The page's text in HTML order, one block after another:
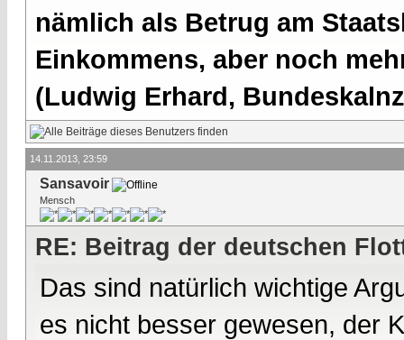
nämlich als Betrug am
Einkommens, aber noch
(Ludwig Erhard,
14.11.2013, 23:59
Sansavoir
Mensch
RE: Beitrag der deutschen
Das sind natürlich wichtige
es nicht besser gewesen, der